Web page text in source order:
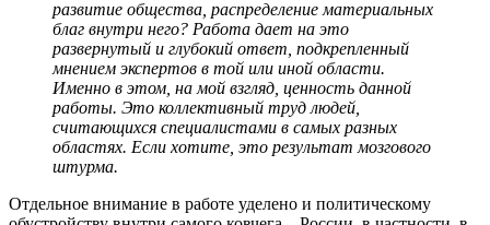
развитие общества, распределение материальных
благ внутри него? Работа дает на это
развернутый и глубокий ответ, подкрепленный
мнением экспертов в той или иной области.
Именно в этом, на мой взгляд, ценность данной
работы. Это коллективный труд людей,
считающихся специалистами в самых разных
областях. Если хотите, это результат мозгового
штурма.
Отдельное внимание в работе уделено и политическому